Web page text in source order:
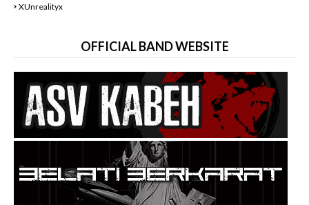
XUnrealityx
OFFICIAL BAND WEBSITE